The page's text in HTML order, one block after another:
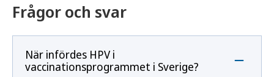
Frågor och svar
När infördes HPV i
vaccinationsprogrammet i Sverige?